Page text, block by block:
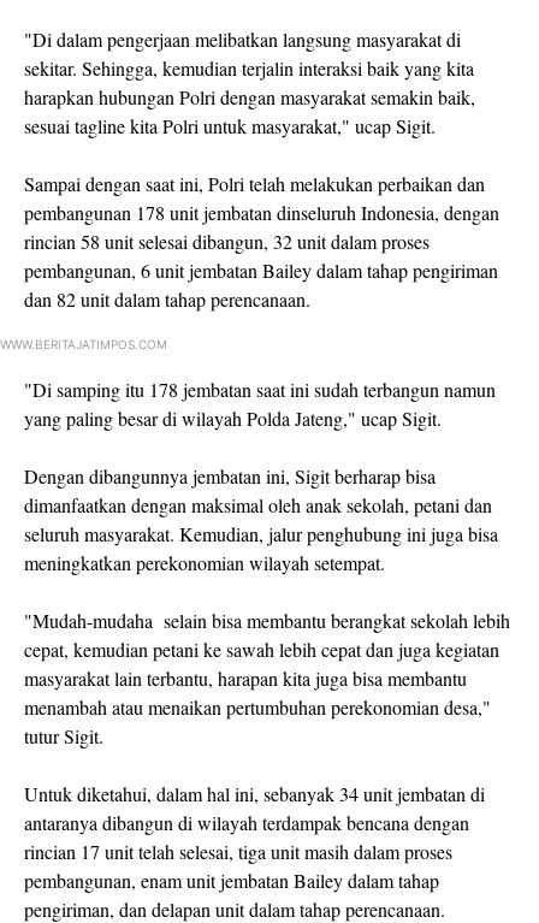
"Di dalam pengerjaan melibatkan langsung masyarakat di
sekitar. Sehingga, kemudian terjalin interaksi baik yang kita
harapkan hubungan Polri dengan masyarakat semakin baik,
sesuai tagline kita Polri untuk masyarakat," ucap Sigit.
Sampai dengan saat ini, Polri telah melakukan perbaikan dan
pembangunan 178 unit jembatan dinseluruh Indonesia, dengan
rincian 58 unit selesai dibangun, 32 unit dalam proses
pembangunan, 6 unit jembatan Bailey dalam tahap pengiriman
dan 82 unit dalam tahap perencanaan.
WWW.BERITAJATIMPOS.COM
"Di samping itu 178 jembatan saat ini sudah terbangun namun
yang paling besar di wilayah Polda Jateng," ucap Sigit.
Dengan dibangunnya jembatan ini, Sigit berharap bisa
dimanfaatkan dengan maksimal oleh anak sekolah, petani dan
seluruh masyarakat. Kemudian, jalur penghubung ini juga bisa
meningkatkan perekonomian wilayah setempat.
"Mudah-mudaha selain bisa membantu berangkat sekolah lebih
cepat, kemudian petani ke sawah lebih cepat dan juga kegiatan
masyarakat lain terbantu, harapan kita juga bisa membantu
menambah atau menaikan pertumbuhan perekonomian desa,"
tutur Sigit.
Untuk diketahui, dalam hal ini, sebanyak 34 unit jembatan di
antaranya dibangun di wilayah terdampak bencana dengan
rincian 17 unit telah selesai, tiga unit masih dalam proses
pembangunan, enam unit jembatan Bailey dalam tahap
pengiriman, dan delapan unit dalam tahap perencanaan.